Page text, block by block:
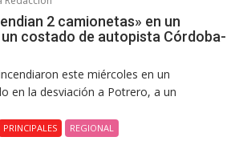
2 camionetas» en un
costado de autopista Córdoba-
este miércoles en un
en la desviación a Potrero, a un
PRINCIPALES REGIONAL